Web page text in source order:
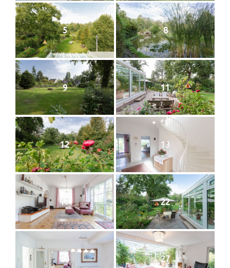
5 8
9 11
12 13
17 22
24 27